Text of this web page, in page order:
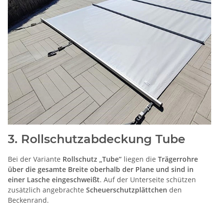
3. Rollschutzabdeckung Tube
Bei der Variante Rollschutz „Tube“ liegen die Trägerrohre
über die gesamte Breite oberhalb der Plane und sind in
einer Lasche eingeschweißt. Auf der Unterseite schützen
zusätzlich angebrachte Scheuerschutzplättchen den
Beckenrand.